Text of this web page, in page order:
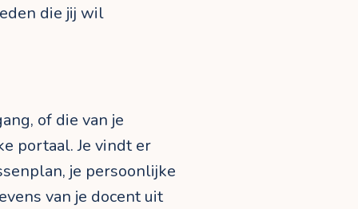
die jij wil
of die van je
portaal. Je vindt er
je persoonlijke
van je docent uit